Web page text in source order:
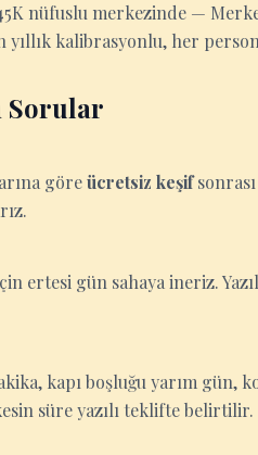
nüfuslu merkezinde —
kalibrasyonlu, her
Sorular
göreücretsiz keşif
ertesi gün sahaya ineriz.
kapı boşluğu yarım gün,
süre yazılı teklifte belirtilir.